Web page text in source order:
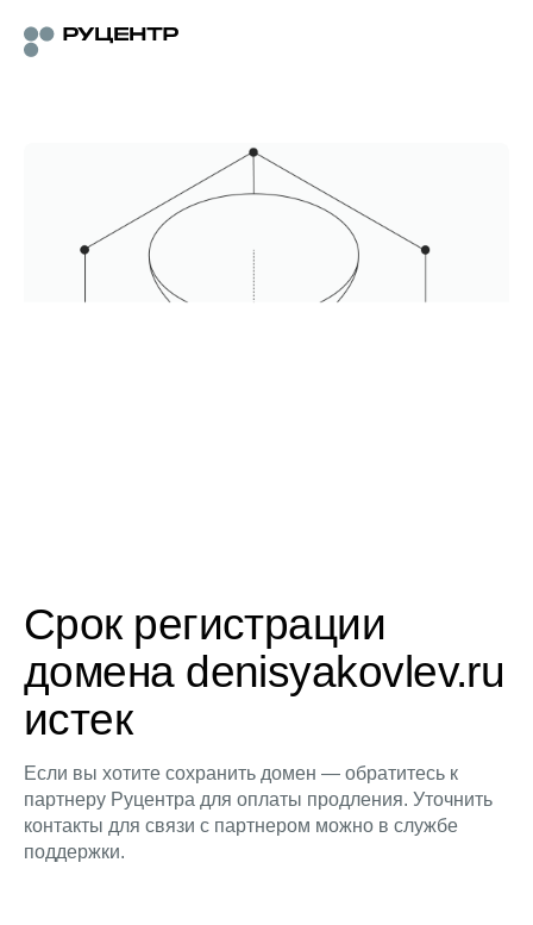
Срок регистрации
домена denisyakovlev.ru
истек
Если вы хотите сохранить домен — обратитесь к
партнеру Руцентра для оплаты продления. Уточнить
контакты для связи с партнером можно в службе
поддержки.